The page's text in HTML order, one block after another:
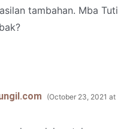
tambahan. Mba Tuti
October 23, 2021 at